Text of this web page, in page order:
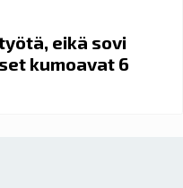
eikä sovi
kumoavat 6